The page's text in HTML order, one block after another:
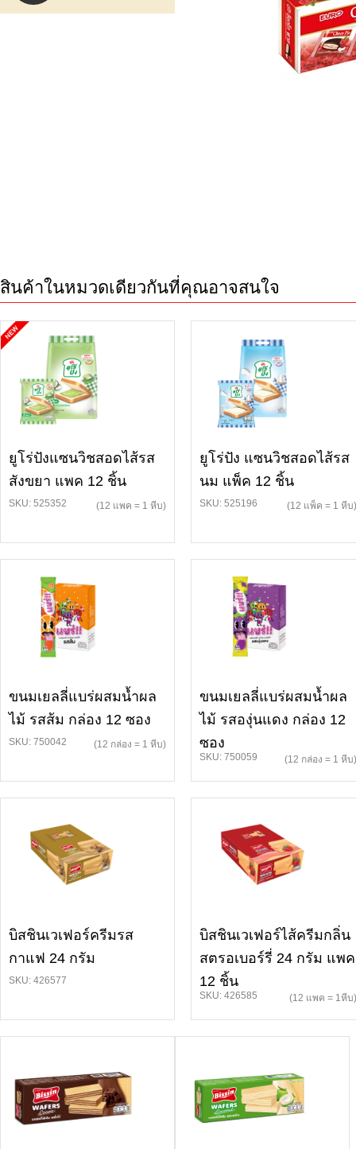
สินค้าในหมวดเดียวกันที่คุณอาจสนใจ
ยูโร่ปังแซนวิชสอดไส้รส
สังขยา แพค 12 ชิ้น
SKU: 525352 (12 แพค = 1 หีบ)
ยูโร่ปัง แซนวิชสอดไส้รส
นม แพ็ค 12 ชิ้น
SKU: 525196 (12 แพ็ค = 1 หีบ)
ขนมเยลลี่แบร่ผสมน้ำผล
ไม้ รสส้ม กล่อง 12 ซอง
SKU: 750042 (12 กล่อง = 1 หีบ)
ขนมเยลลี่แบร่ผสมน้ำผล
ไม้ รสองุ่นแดง กล่อง 12
ซอง
SKU: 750059 (12 กล่อง = 1 หีบ)
บิสชินเวเฟอร์ครีมรส
กาแฟ 24 กรัม
SKU: 426577
บิสชินเวเฟอร์ไส้ครีมกลิ่น
สตรอเบอร์รี่ 24 กรัม แพค
12 ชิ้น
SKU: 426585 (12 แพค = 1หีบ)